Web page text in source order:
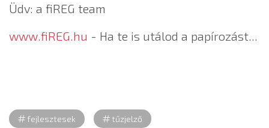
Üdv: a fiREG team
www.fiREG.hu - Ha te is utálod a papírozást...
fejlesztesek tűzjelző